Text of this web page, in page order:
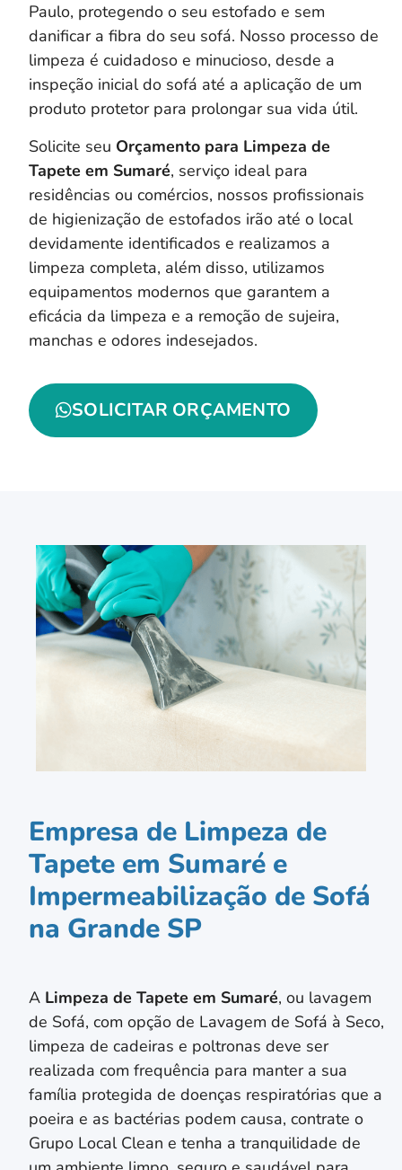
Paulo, protegendo o seu estofado e sem
danificar a fibra do seu sofá. Nosso processo de
limpeza é cuidadoso e minucioso, desde a
inspeção inicial do sofá até a aplicação de um
produto protetor para prolongar sua vida útil.
Solicite seu Orçamento para Limpeza de
Tapete em Sumaré, serviço ideal para
residências ou comércios, nossos profissionais
de higienização de estofados irão até o local
devidamente identificados e realizamos a
limpeza completa, além disso, utilizamos
equipamentos modernos que garantem a
eficácia da limpeza e a remoção de sujeira,
manchas e odores indesejados.
SOLICITAR ORÇAMENTO
Empresa de Limpeza de
Tapete em Sumaré e
Impermeabilização de Sofá
na Grande SP
A Limpeza de Tapete em Sumaré, ou lavagem
de Sofá, com opção de Lavagem de Sofá à Seco,
limpeza de cadeiras e poltronas deve ser
realizada com frequência para manter a sua
família protegida de doenças respiratórias que a
poeira e as bactérias podem causa, contrate o
Grupo Local Clean e tenha a tranquilidade de